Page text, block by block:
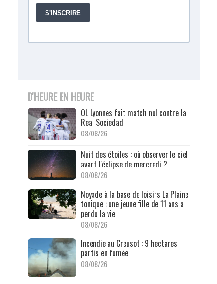
D'HEURE EN HEURE
OL Lyonnes fait match nul contre la
Real Sociedad
08/08/26
Nuit des étoiles : où observer le ciel
avant l'éclipse de mercredi ?
08/08/26
Noyade à la base de loisirs La Plaine
tonique : une jeune fille de 11 ans a
perdu la vie
08/08/26
Incendie au Creusot : 9 hectares
partis en fumée
08/08/26